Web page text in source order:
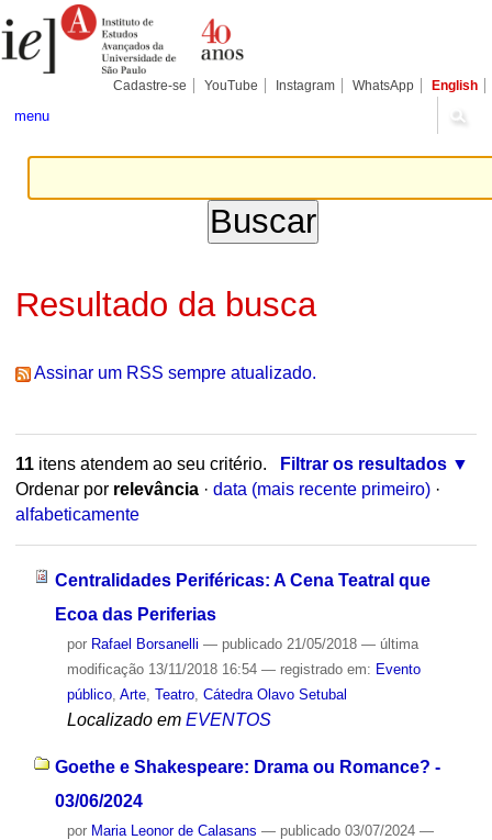
para
conteúdo.
Pessoais
Cadastre-se YouTube Instagram WhatsApp English
menu
Resultado da busca
Assinar um RSS sempre atualizado.
11itens atendem ao seu critério.
Filtrar os resultados
Ordenar por relevância · data (mais recente primeiro) ·
alfabeticamente
Centralidades Periféricas: A Cena Teatral que
Ecoa das Periferias
por Rafael Borsanelli — publicado21/05/2018 — última
modificação13/11/2018 16:54 — registrado em: Evento
público, Arte, Teatro, Cátedra Olavo Setubal
Localizado em EVENTOS
Goethe e Shakespeare: Drama ou Romance? -
03/06/2024
por Maria Leonor de Calasans — publicado03/07/2024 —